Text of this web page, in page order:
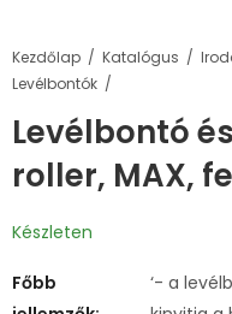
Kezdőlap Katalógus
Levélbontók
Levélbontó
roller, MAX,
Készleten
Főbb
‘- a